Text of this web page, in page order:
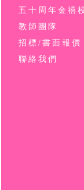
五十周年金禧
教師團隊
招標/書面報價
聯絡我們